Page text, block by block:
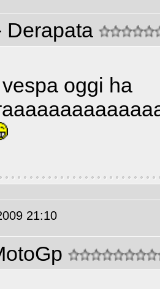
Derapata
oggi ha
21:10